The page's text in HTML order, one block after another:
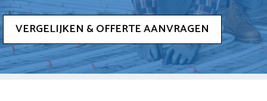
VERGELIJKEN & OFFERTE AANVRAGEN